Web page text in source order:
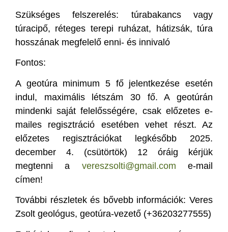
Szükséges felszerelés: túrabakancs vagy
túracipő, réteges terepi ruházat, hátizsák, túra
hosszának megfelelő enni- és innivaló
Fontos:
A geotúra minimum 5 fő jelentkezése esetén
indul, maximális létszám 30 fő. A geotúrán
mindenki saját felelősségére, csak előzetes e-
mailes regisztráció esetében vehet részt. Az
előzetes regisztrációkat legkésőbb 2025.
december 4. (csütörtök) 12 óráig kérjük
megtenni a vereszsolti@gmail.com e-mail
címen!
További részletek és bővebb információk: Veres
Zsolt geológus, geotúra-vezető (+36203277555)